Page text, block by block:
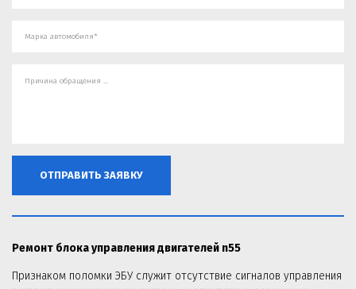
ОТПРАВИТЬ ЗАЯВКУ
Ремонт блока управления двигателей n55
Признаком поломки ЭБУ служит отсутствие сигналов управления